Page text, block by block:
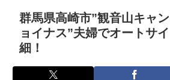
群馬県高崎市”観音山キャ
ョイナス”夫婦でオートサ
細！